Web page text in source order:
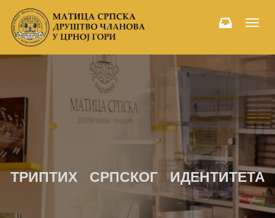
ТРИПТИХ СРПСКОГ ИДЕНТИТЕТА